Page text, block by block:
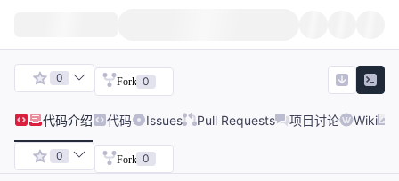
0 Fork 0
代码介绍 代码 Issues Pull Requests 项目讨论 Wiki
0 Fork 0